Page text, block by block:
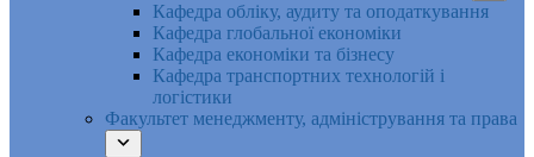
Кафедра обліку, аудиту та оподаткування
Кафедра глобальної економіки
Кафедра економіки та бізнесу
Кафедра транспортних технологій і
логістики
Факультет менеджменту, адміністрування та права